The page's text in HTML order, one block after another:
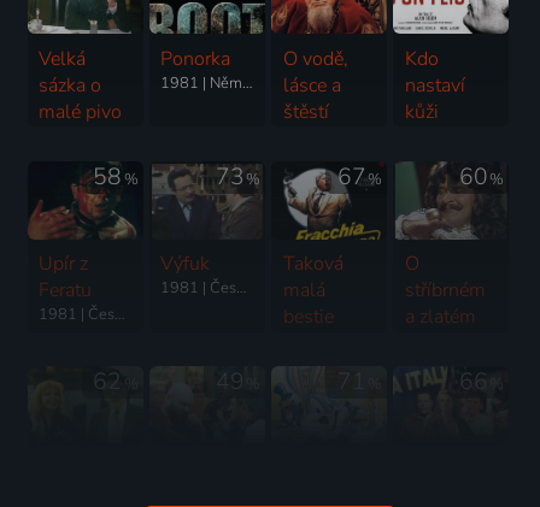
Velká
sázka o
malé pivo
Ponorka
1981 | Německo | Drama, Válečný
O vodě,
lásce a
štěstí
Kdo
nastaví
kůži
58 %
Upír z
Feratu
1981 | Československo | Horor, Science Fiction
73%
Výfuk
1981 | Československo | Komedie
67%
Taková
malá
bestie
60%
O
stříbrném
a zlatém
62 49 71 66